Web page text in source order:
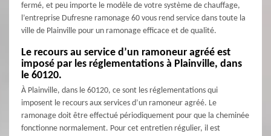
fermé, et peu importe le modèle de votre système de chauffage,
l’entreprise Dufresne ramonage 60 vous rend service dans toute la
ville de Plainville pour un ramonage efficace et de qualité.
Le recours au service d’un ramoneur agréé est
imposé par les réglementations à Plainville, dans
le 60120.
À Plainville, dans le 60120, ce sont les réglementations qui
imposent le recours aux services d’un ramoneur agréé. Le
ramonage doit être effectué périodiquement pour que la cheminée
fonctionne normalement. Pour cet entretien régulier, il est